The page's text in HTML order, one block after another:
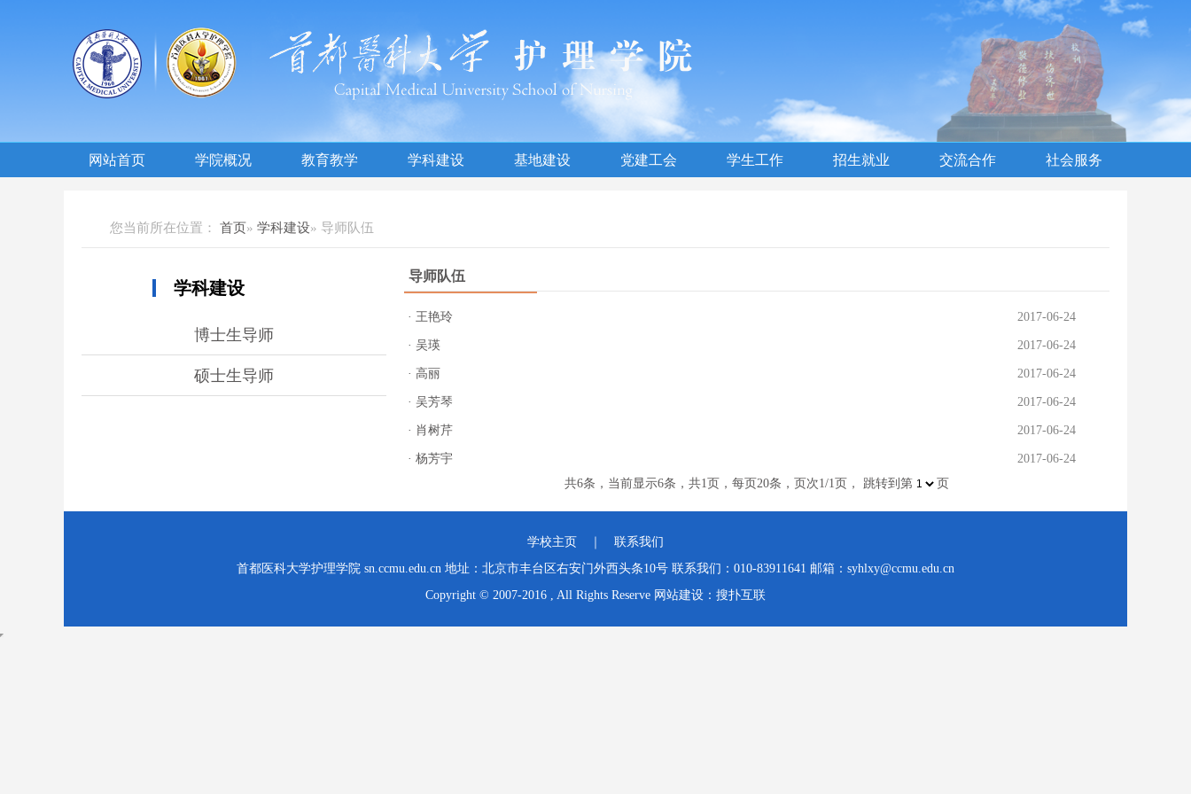
网站首页 学院概况 教育教学 学科建设 基地建设 党建工会 学生工作 招生就业 交流合作 社会服务
您当前所在位置： 首页» 学科建设» 导师队伍
学科建设
博士生导师
硕士生导师
导师队伍
· 王艳玲 2017-06-24
· 吴瑛 2017-06-24
· 高丽 2017-06-24
· 吴芳琴 2017-06-24
· 肖树芹 2017-06-24
· 杨芳宇
2017-06-24
共6条，当前显示6条，共1页，每页20条，页次1/1页， 跳转到第
页
学校主页 ｜ 联系我们
首都医科大学护理学院 sn.ccmu.edu.cn 地址：北京市丰台区右安门外西头条10号 联系我们：010-83911641 邮箱：syhlxy@ccmu.edu.cn
Copyright © 2007-2016 , All Rights Reserve 网站建设：搜扑互联